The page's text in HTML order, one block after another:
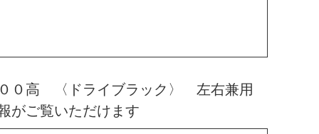
０高 〈ドライブラック〉 左右兼用
がご覧いただけます